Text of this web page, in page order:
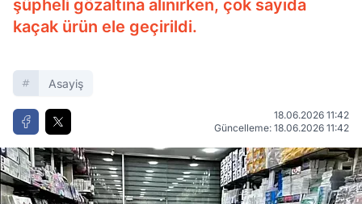
şüpheli gözaltına alınırken, çok sayıda
kaçak ürün ele geçirildi.
Asayiş
18.06.2026 11:42
Güncelleme: 18.06.2026 11:42